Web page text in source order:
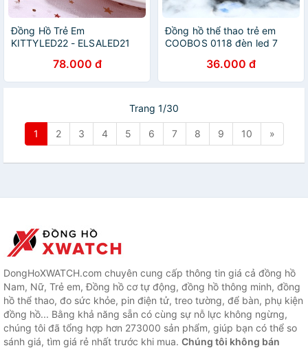
Đồng Hồ Trẻ Em
KITTYLED22 - ELSALED21
Siêu Đẹp Cho Bé Gái _ Shop
Chuyên Sỉ
78.000 đ
Đồng hồ thể thao trẻ em
COOBOS 0118 đèn led 7
36.000 đ
Trang 1/30
1 2 3 4 5 6 7 8 9 10 »
DongHoXWATCH.com chuyên cung cấp thông tin giá cả đồng hồ
Nam, Nữ, Trẻ em, Đồng hồ cơ tự động, đồng hồ thông minh, đồng
hồ thể thao, đo sức khỏe, pin điện tử, treo tường, để bàn, phụ kiện
đồng hồ... Bằng khả năng sẵn có cùng sự nỗ lực không ngừng,
chúng tôi đã tổng hợp hơn 273000 sản phẩm, giúp bạn có thể so
sánh giá, tìm giá rẻ nhất trước khi mua. Chúng tôi không bán